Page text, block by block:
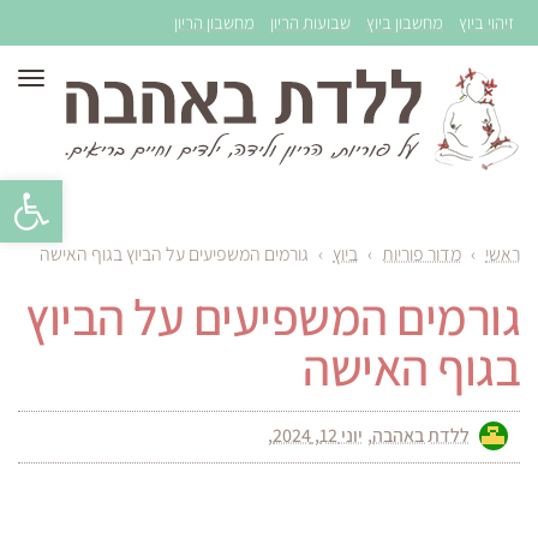
זיהוי ביוץ מחשבון ביוץ שבועות הריון מחשבון הריון
ראשי › מדור פוריות › ביוץ › גורמים המשפיעים על הביוץ בגוף האישה
גורמים המשפיעים על הביוץ
בגוף האישה
ללדת באהבה יוני 12, 2024
פתח